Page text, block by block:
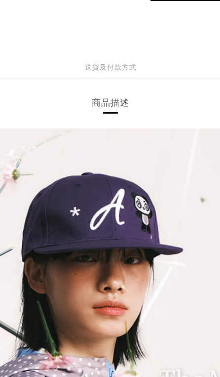
送貨及付款方式
商品描述